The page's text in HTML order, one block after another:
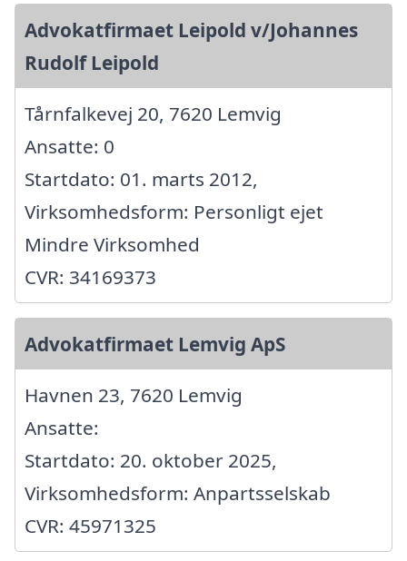
Advokatfirmaet Leipold v/Johannes
Rudolf Leipold
Tårnfalkevej 20, 7620 Lemvig
Ansatte: 0
Startdato: 01. marts 2012,
Virksomhedsform: Personligt ejet
Mindre Virksomhed
CVR: 34169373
Advokatfirmaet Lemvig ApS
Havnen 23, 7620 Lemvig
Ansatte:
Startdato: 20. oktober 2025,
Virksomhedsform: Anpartsselskab
CVR: 45971325